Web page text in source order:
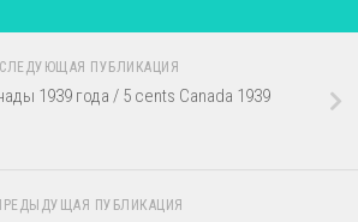
СЛЕДУЮЩАЯ ПУБЛИКАЦИЯ
1939 года / 5 cents Canada 1939
ПУБЛИКАЦИЯ